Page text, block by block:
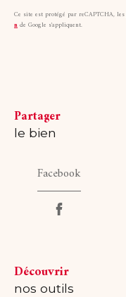
Ce site est protégé par reCAPTCHA, les
nde Google s'appliquent.
partager
le bien
Facebook
découvrir
nos outils